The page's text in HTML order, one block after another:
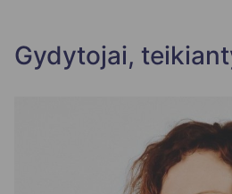
Gydytojai,